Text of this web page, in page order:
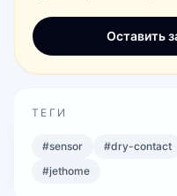
Оставить
ТЕГИ
#sensor #dry-contact
#jethome